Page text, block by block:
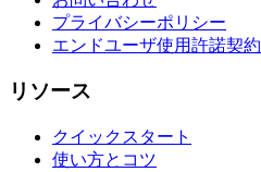
プライバシーポリシー
エンドユーザ使用許諾契約
リソース
クイックスタート
使い方とコツ